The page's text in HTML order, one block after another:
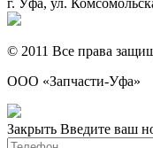
© 2011 Все права
ООО «Запчасти-Уфа»
Закрыть Введите ваш